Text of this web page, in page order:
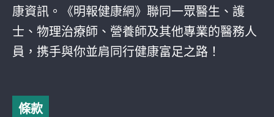
康資訊。《明報健康網》聯同一眾醫生、護
士、物理治療師、營養師及其他專業的醫務人
員，携手與你並肩同行健康富足之路！
條款